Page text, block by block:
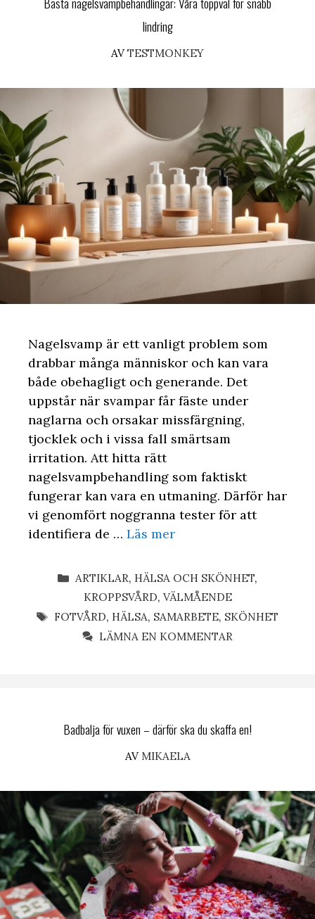
lindring
AVTESTMONKEY
Nagelsvamp är ett vanligt problem som
drabbar många människor och kan vara
både obehagligt och generande. Det
uppstår när svampar får fäste under
naglarna och orsakar missfärgning,
tjocklek och i vissa fall smärtsam
irritation. Att hitta rätt
nagelsvampbehandling som faktiskt
fungerar kan vara en utmaning. Därför har
vi genomfört noggranna tester för att
identifiera de … Läs mer
KATEGORIER
ARTIKLAR, HÄLSA OCH SKÖNHET,
KROPPSVÅRD, VÄLMÅENDE
ETIKETTER
FOTVÅRD, HÄLSA, SAMARBETE, SKÖNHET
LÄMNA EN KOMMENTAR
Badbalja för vuxen – därför ska du skaffa en!
AV MIKAELA